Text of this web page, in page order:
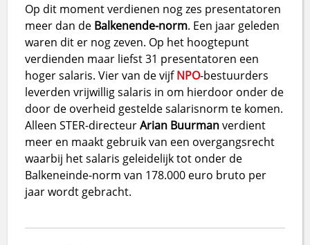
Op dit moment verdienen nog zes presentatoren
meer dan de Balkenende-norm. Een jaar geleden
waren dit er nog zeven. Op het hoogtepunt
verdienden maar liefst 31 presentatoren een
hoger salaris. Vier van de vijfNPO-bestuurders
leverden vrijwillig salaris in om hierdoor onder de
door de overheid gestelde salarisnorm te komen.
Alleen STER-directeurArian Buurmanverdient
meer en maakt gebruik van een overgangsrecht
waarbij het salaris geleidelijk tot onder de
Balkeneinde-norm van 178.000 euro bruto per
jaar wordt gebracht.